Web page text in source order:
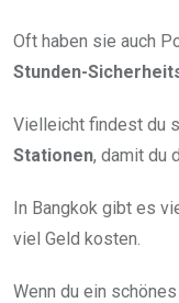
Oft haben sie auch
Stunden-
Vielleicht findest du
Stationen, damit du
In Bangkok gibt es
viel Geld kosten.
Wenn du ein